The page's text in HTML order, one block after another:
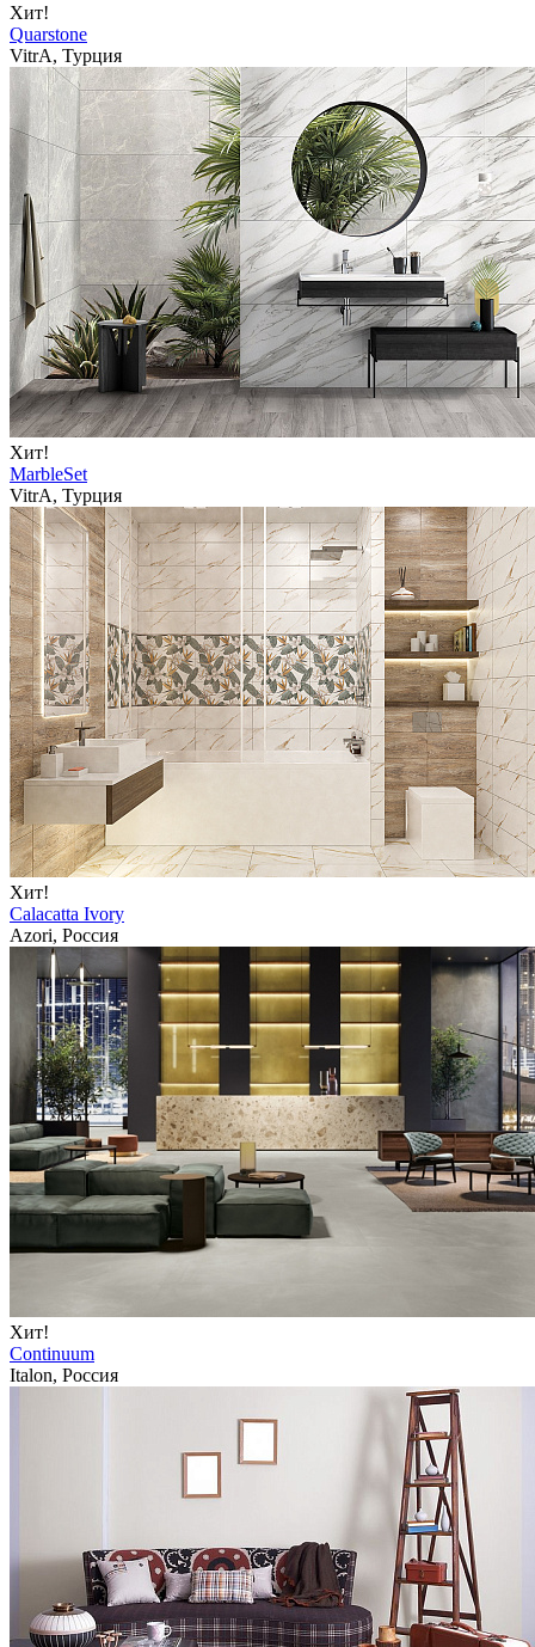
Хит!
Quarstone
VitrA, Турция
Хит!
MarbleSet
VitrA, Турция
Хит!
Calacatta Ivory
Azori, Россия
Хит!
Continuum
Italon, Россия